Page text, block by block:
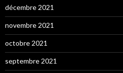
décembre 2021
novembre 2021
octobre 2021
septembre 2021